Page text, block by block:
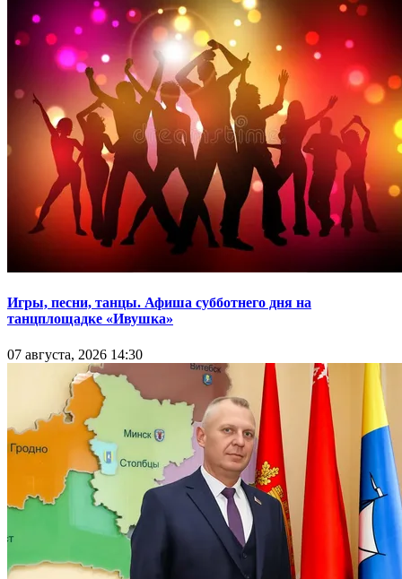
Игры, песни, танцы. Афиша субботнего дня на
танцплощадке «Ивушка»
07 августа, 2026 14:30